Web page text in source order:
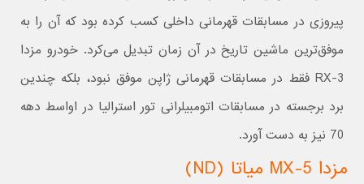
پیروزی در مسابقات قهرمانی داخلی کسب کرده بود که آن را به
موفق‌ترین ماشین تاریخ در آن زمان تبدیل می‌کرد. خودرو مزدا
RX-3 فقط در مسابقات قهرمانی ژاپن موفق نبود، بلکه چندین
برد برجسته در مسابقات اتومبیلرانی تور استرالیا در اواسط دهه
70 نیز به دست آورد.
مزدا MX-5 میاتا (ND)